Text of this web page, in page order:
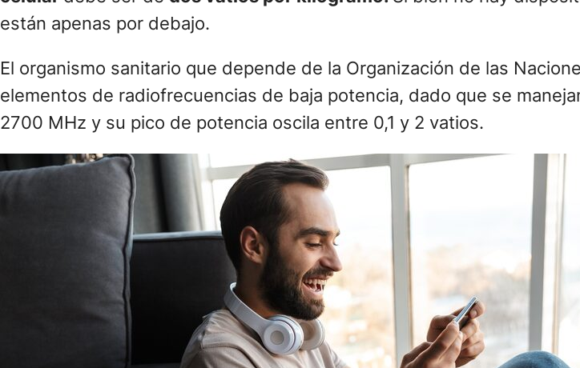
están apenas por debajo.
El organismo sanitario que depende de la Organización de las
elementos de radiofrecuencias de baja potencia, dado que se
2700 MHz y su pico de potencia oscila entre 0,1 y 2 vatios.